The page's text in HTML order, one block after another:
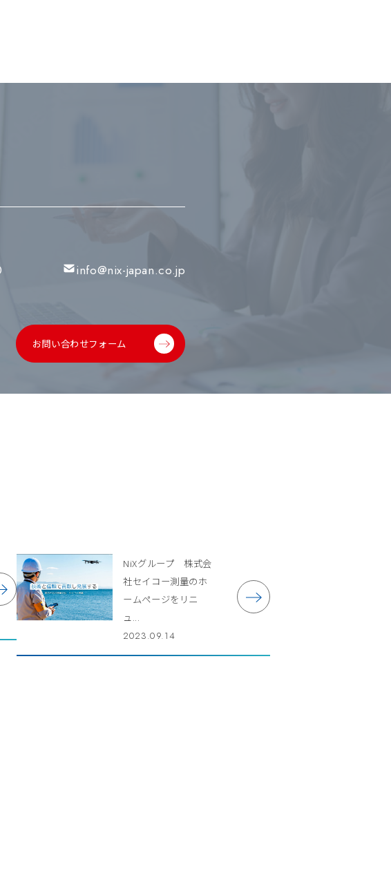
info@nix-japan.co.jp
お問い合わせフォーム
NiXグループ 株式会
社セイコー測量のホ
ームページをリニ
ュ...
2023.09.14